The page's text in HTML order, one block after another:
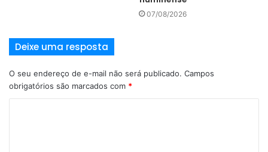
uma nova linha de transmissão que estará disponível para
Desenvolvimento Parceria
07/08/2026
Deixe uma resposta
O seu endereço de e-mail não será publicado. Campos
obrigatórios são marcados com *